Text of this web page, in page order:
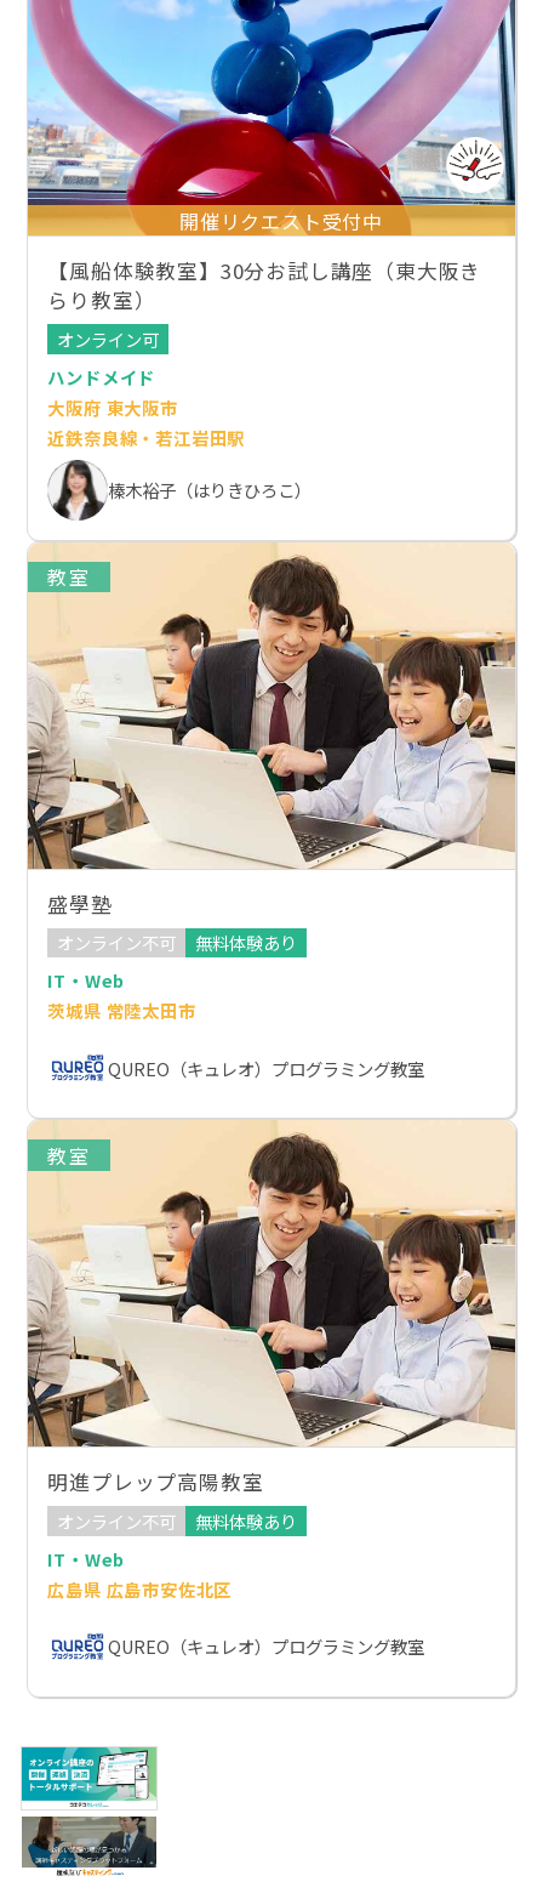
開催リクエスト受付中
【風船体験教室】30分お試し講座（東大阪き
らり教室）
オンライン可
ハンドメイド
大阪府 東大阪市
近鉄奈良線・若江岩田駅
榛木裕子（はりきひろこ）
教室
盛學塾
オンライン不可
無料体験あり
IT・Web
茨城県 常陸太田市
QUREO（キュレオ）プログラミング教室
教室
明進プレップ高陽教室
オンライン不可
無料体験あり
IT・Web
広島県 広島市安佐北区
QUREO（キュレオ）プログラミング教室